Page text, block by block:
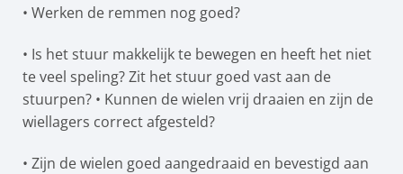
• Werken de remmen nog goed?
• Is het stuur makkelijk te bewegen en heeft het niet
te veel speling? Zit het stuur goed vast aan de
stuurpen? • Kunnen de wielen vrij draaien en zijn de
wiellagers correct afgesteld?
• Zijn de wielen goed aangedraaid en bevestigd aan